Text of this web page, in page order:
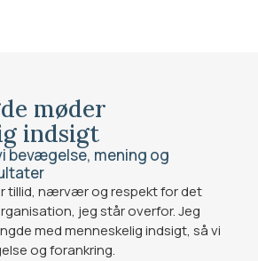
møder
indsigt
bevægelse, mening og
tillid, nærvær og respekt for det
jeg står overfor. Jeg
med menneskelig indsigt, så vi
og forankring.​